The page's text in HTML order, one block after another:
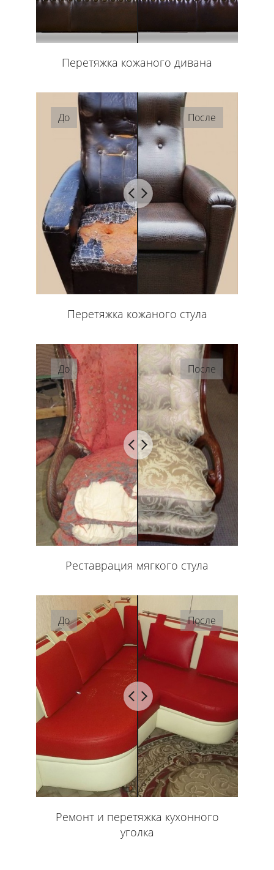
Перетяжка кожаного дивана
До После
Перетяжка кожаного стула
До После
Реставрация мягкого стула
До После
Ремонт и перетяжка кухонного
уголка